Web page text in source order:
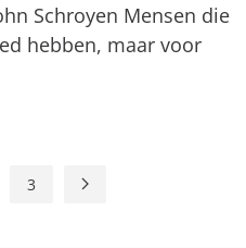
Schroyen Mensen die
hebben, maar voor
3